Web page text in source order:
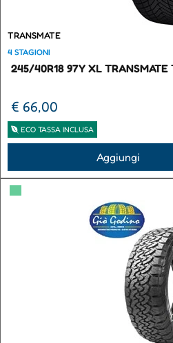
TRANSMATE
4 STAGIONI
245/40R18 97Y XL TRANSMATE
€ 66,00
ECO TASSA INCLUSA
Aggiungi
▀